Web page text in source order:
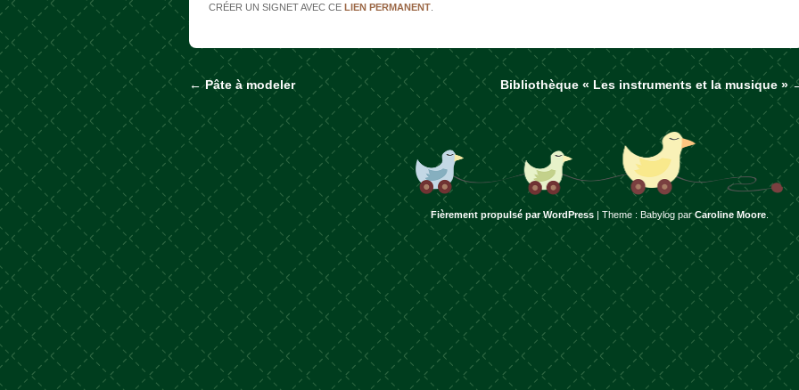
CRÉER UN SIGNET AVEC CELIEN PERMANENT
Naviguer dans les articles
←Pâte à modeler Bibliothèque « Les instruments et la musique »
Fièrement propulsé par WordPress Theme : Babylog parCaroline Moore.